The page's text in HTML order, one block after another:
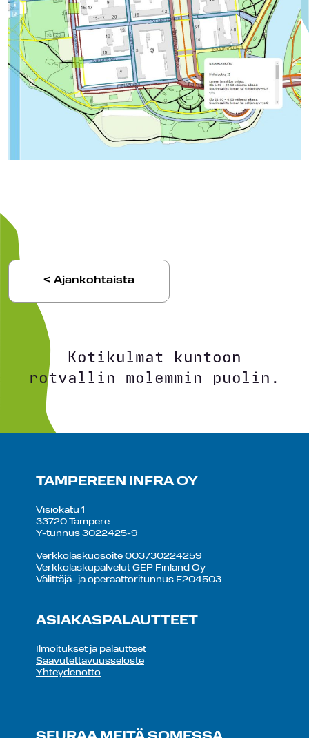
< Ajankohtaista
Kotikulmat kuntoon
rotvallin molemmin puolin.
TAMPEREEN INFRA OY
Visiokatu 1
33720 Tampere
Y-tunnus 3022425-9
Verkkolaskuosoite 003730224259
Verkkolaskupalvelut GEP Finland Oy
Välittäjä- ja operaattoritunnus E204503
ASIAKASPALAUTTEET
Ilmoitukset ja palautteet
Saavutettavuusseloste
Yhteydenotto